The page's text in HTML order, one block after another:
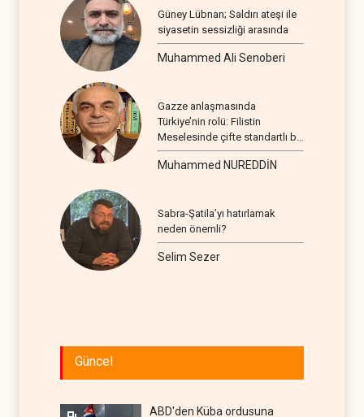
Güney Lübnan; Saldırı ateşi ile
siyasetin sessizliği arasında
Muhammed Ali Senoberi
Gazze anlaşmasında
Türkiye’nin rolü: Filistin
Meselesinde çifte standartlı bir
seyir
Muhammed NUREDDİN
Sabra-Şatila’yı hatırlamak
neden önemli?
Selim Sezer
Güncel
ABD'den Küba ordusuna